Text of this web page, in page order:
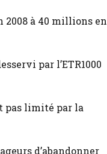
2008 à 40 millions en
par l’ETR1000
pas limité par la
d’abandonner